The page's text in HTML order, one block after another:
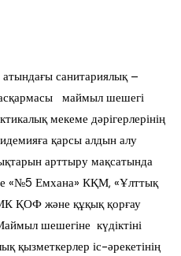
санитариялық –
маймыл шешегі
мекеме дәрігерлерінің
қарсы алдын алу
арттыру мақсатында
«№5 Емхана» КҚМ, «Ұлттық
ҚОФ және құқық қорғау
шешегіне күдіктіні
қызметкерлер іс-әрекетінің